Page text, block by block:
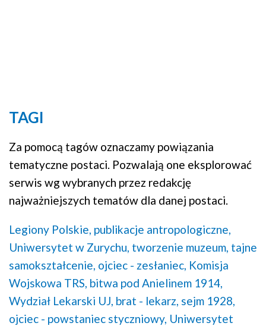
TAGI
Za pomocą tagów oznaczamy powiązania
tematyczne postaci. Pozwalają one eksplorować
serwis wg wybranych przez redakcję
najważniejszych tematów dla danej postaci.
Legiony Polskie, publikacje antropologiczne,
Uniwersytet w Zurychu, tworzenie muzeum, tajne
samokształcenie, ojciec - zesłaniec, Komisja
Wojskowa TRS, bitwa pod Anielinem 1914,
Wydział Lekarski UJ, brat - lekarz, sejm 1928,
ojciec - powstaniec styczniowy, Uniwersytet